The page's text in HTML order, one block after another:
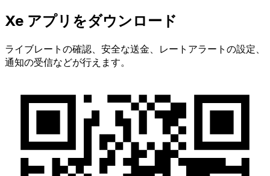
Xe アプリをダウンロード
ライブレートの確認、安全な送金、レートアラートの設定、
通知の受信などが行えます。